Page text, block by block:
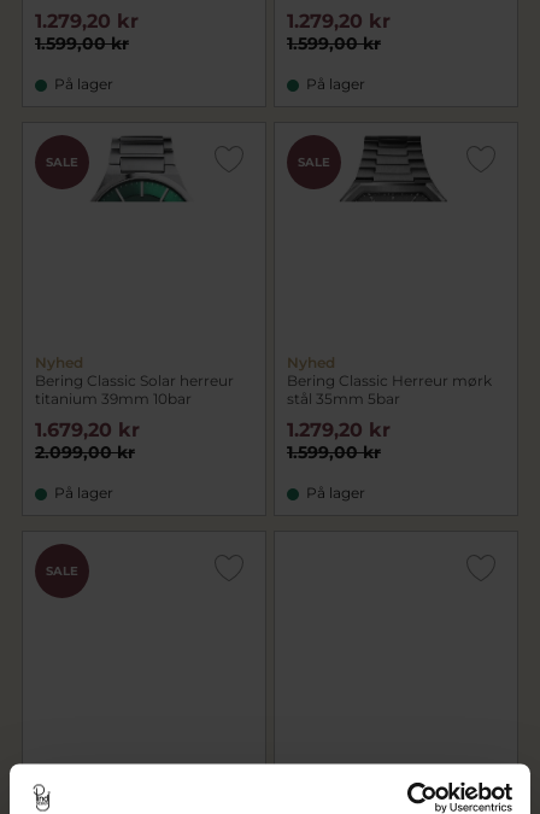
1.599,00 kr
1.279,20 kr
På lager
1.599,00 kr
1.279,20 kr
På lager
SALE
Nyhed
Bering Classic Solar herreur
titanium 39mm 10bar
2.099,00 kr
1.679,20 kr
På lager
SALE
Nyhed
Bering Classic Herreur mørk
stål 35mm 5bar
1.599,00 kr
1.279,20 kr
På lager
SALE
Bering Classic Herreur stål
35mm 5bar
Studio Z "Oro" øreringe